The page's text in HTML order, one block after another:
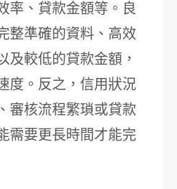
率、貸款金額等。良
整準確的資料、高效
及較低的貸款金額，
度。反之，信用狀況
審核流程繁瑣或貸款
需要更長時間才能完